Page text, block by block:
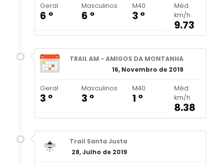
Geral
6 º
Masculinos
6 º
M40
3 º
Méd.
km/h
9.73
TRAIL AM - AMIGOS DA MONTANHA
16, Novembro de 2019
Geral
3 º
Masculinos
3 º
M40
1 º
Méd.
km/h
8.38
Trail Santa Justa
28, Julho de 2019